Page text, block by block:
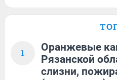
1
Оранжевые
Рязанской
слизни,